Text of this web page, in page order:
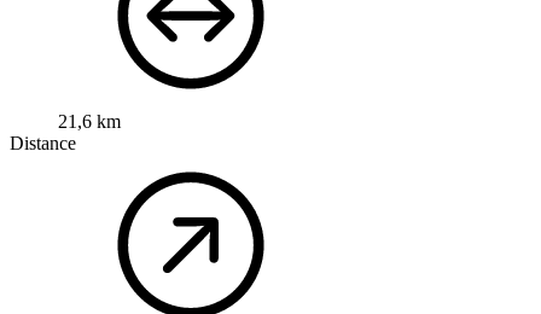
21,6 km
Distance